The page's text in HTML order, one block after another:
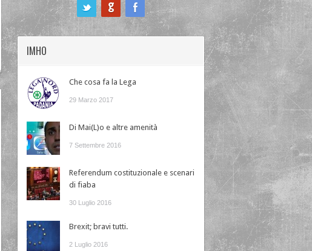
IMHO
Che cosa fa la Lega
29 Marzo 2017
Di Mai(L)o e altre amenità
7 Settembre 2016
Referendum costituzionale e scenari
di fiaba
30 Luglio 2016
Brexit; bravi tutti.
2 Luglio 2016